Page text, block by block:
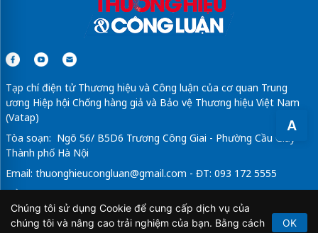
A
Tạp chí điện tử Thương hiệu và Công luận của cơ quan Trung
ương Hiệp hội Chống hàng giả và Bảo vệ Thương hiệu Việt Nam
(Vatap)
Tòa soạn: Ngõ 56/ B5D6 Trương Công Giai - Phường Cầu Giấy -
Thành phố Hà Nội
Email: thuonghieucongluan@gmail.com - ĐT: 093 172 5555
Tổng Biên Tập: Vũ Đức Thuận
Giấy phép hoạt động báo chí điện tử số 64/GP-BTTTT do Bộ
Thông tin và Truyền thông cấp ngày 21/2/2020.
Chúng tôi sử dụng Cookie để cung cấp dịch vụ của
chúng tôi và nâng cao trải nghiệm của bạn. Bằng cách
OK